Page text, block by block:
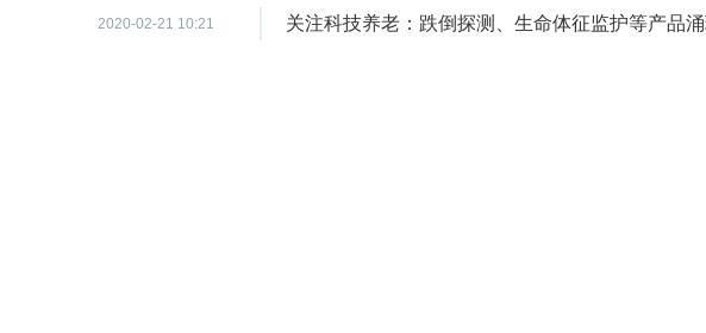
2020-02-21 10:21 关注科技养老：跌倒探测、生命体征监护等产品